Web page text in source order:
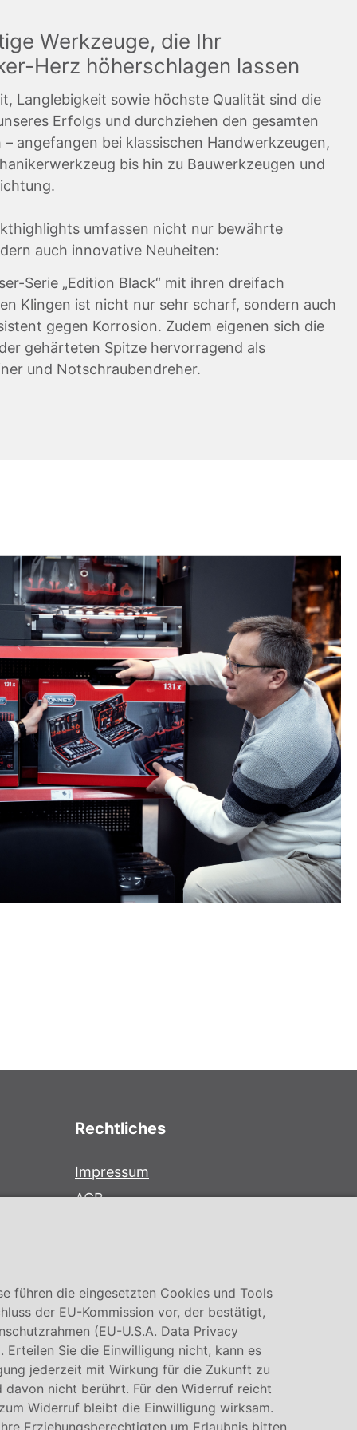
Werkzeuge, die Ihr
Herz höherschlagen lassen
Langlebigkeit sowie höchste Qualität sind die
Erfolgs und durchziehen den gesamten
– angefangen bei klassischen Handwerkzeugen,
bis hin zu Bauwerkzeugen und
umfassen nicht nur bewährte
auch innovative Neuheiten:
Serie „Edition Black“ mit ihren dreifach
Klingen ist nicht nur sehr scharf, sondern auch
gegen Korrosion. Zudem eigenen sich die
gehärteten Spitze hervorragend als
und Notschraubendreher.
Rechtliches
Impressum
AGB
führen die eingesetzten Cookies und Tools
der EU-Kommission vor, der bestätigt,
(EU-U.S.A. Data Privacy
Sie die Einwilligung nicht, kann es
jederzeit mit Wirkung für die Zukunft zu
nicht berührt. Für den Widerruf reicht
Widerruf bleibt die Einwilligung wirksam.
Erziehungsberechtigten um Erlaubnis bitten.